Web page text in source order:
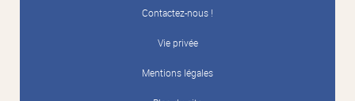
Contactez-nous !
Vie privée
Mentions légales